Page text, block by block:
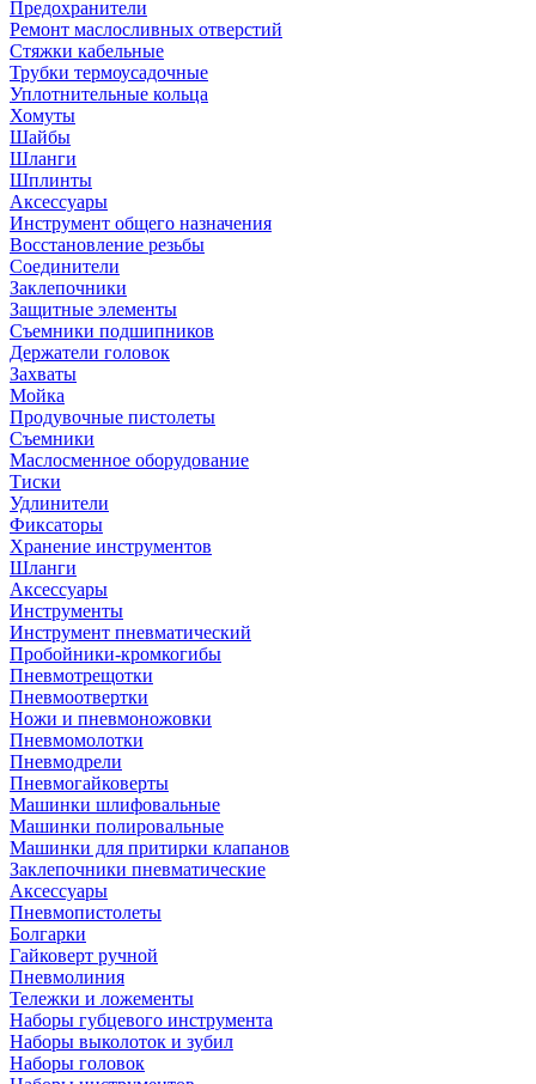
Предохранители
Ремонт маслосливных отверстий
Стяжки кабельные
Трубки термоусадочные
Уплотнительные кольца
Хомуты
Шайбы
Шланги
Шплинты
Аксессуары
Инструмент общего назначения
Восстановление резьбы
Соединители
Заклепочники
Защитные элементы
Съемники подшипников
Держатели головок
Захваты
Мойка
Продувочные пистолеты
Съемники
Маслосменное оборудование
Тиски
Удлинители
Фиксаторы
Хранение инструментов
Шланги
Аксессуары
Инструменты
Инструмент пневматический
Пробойники-кромкогибы
Пневмотрещотки
Пневмоотвертки
Ножи и пневмоножовки
Пневмомолотки
Пневмодрели
Пневмогайковерты
Машинки шлифовальные
Машинки полировальные
Машинки для притирки клапанов
Заклепочники пневматические
Аксессуары
Пневмопистолеты
Болгарки
Гайковерт ручной
Пневмолиния
Тележки и ложементы
Наборы губцевого инструмента
Наборы выколоток и зубил
Наборы головок